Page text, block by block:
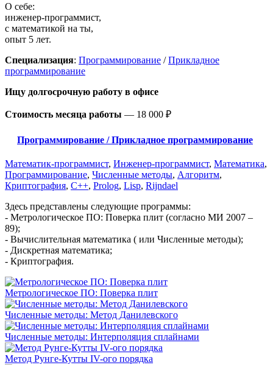
О себе:
инженер-программист,
с математикой на ты,
опыт 5 лет.
Специализация: Программирование /Прикладное
программирование
Ищу долгосрочную работу в офисе
Стоимость месяца работы — 18 000 ₽
Программирование / Прикладное программирование
Математик-программист, Инженер-программист, Математика,
Программирование, Численные методы, Алгоритм,
Криптография, C++, Prolog, Lisp, Rijndael
Здесь представлены следующие программы:
- Метрологическое ПО: Поверка плит (согласно МИ 2007 –
89);
- Вычислительная математика ( или Численные методы);
- Дискретная математика;
- Криптография.
Метрологическое ПО: Поверка плит
Численные методы: Метод Данилевского
Численные методы: Интерполяция сплайнами
Метод Рунге-Кутты IV-ого порядка